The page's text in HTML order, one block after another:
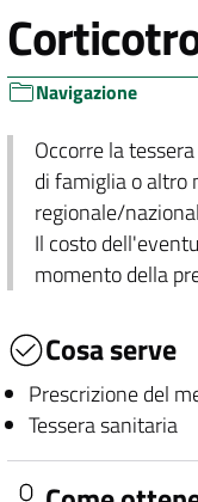
Navigazione
Occorre la
di famiglia o altro
regionale/
Il costo
momento della
Cosa serve
Prescrizione del
Tessera sanitaria